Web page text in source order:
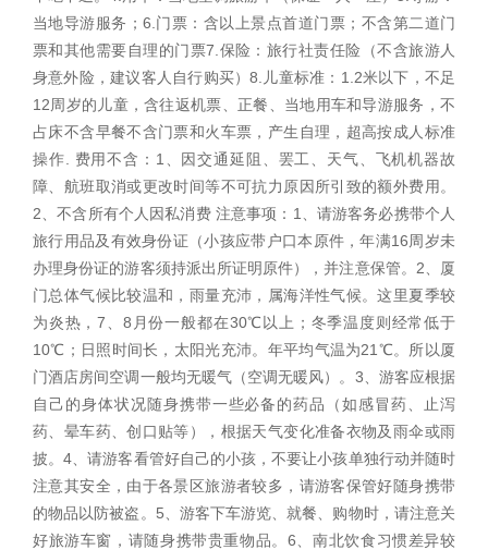
当地导游服务；6.门票：含以上景点首道门票；不含第二道门
票和其他需要自理的门票7.保险：旅行社责任险（不含旅游人
身意外险，建议客人自行购买）8.儿童标准：1.2米以下，不足
12周岁的儿童，含往返机票、正餐、当地用车和导游服务，不
占床不含早餐不含门票和火车票，产生自理，超高按成人标准
操作. 费用不含：1、因交通延阻、罢工、天气、飞机机器故
障、航班取消或更改时间等不可抗力原因所引致的额外费用。
2、不含所有个人因私消费 注意事项：1、请游客务必携带个人
旅行用品及有效身份证（小孩应带户口本原件，年满16周岁未
办理身份证的游客须持派出所证明原件），并注意保管。2、厦
门总体气候比较温和，雨量充沛，属海洋性气候。这里夏季较
为炎热，7、8月份一般都在30℃以上；冬季温度则经常低于
10℃；日照时间长，太阳光充沛。年平均气温为21℃。所以厦
门酒店房间空调一般均无暖气（空调无暖风）。3、游客应根据
自己的身体状况随身携带一些必备的药品（如感冒药、止泻
药、晕车药、创口贴等），根据天气变化准备衣物及雨伞或雨
披。4、请游客看管好自己的小孩，不要让小孩单独行动并随时
注意其安全，由于各景区旅游者较多，请游客保管好随身携带
的物品以防被盗。5、游客下车游览、就餐、购物时，请注意关
好旅游车窗，请随身携带贵重物品。6、南北饮食习惯差异较